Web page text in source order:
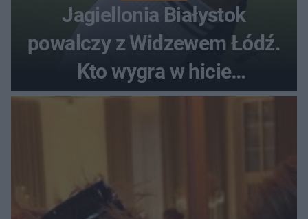
Jagiellonia Białystok
powalczy z Widzewem Łódź.
Kto wygra w hicie
Ekstraklasy?